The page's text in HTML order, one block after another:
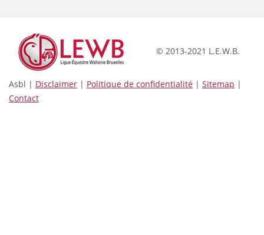
© 2013-2021 L.E.W.B.
Asbl | Disclaimer | Politique de confidentialité | Sitemap |
Contact